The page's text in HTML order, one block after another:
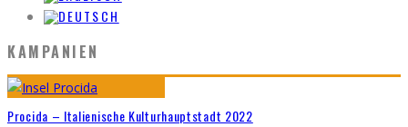
KAMPANIEN
Procida – Italienische Kulturhauptstadt 2022